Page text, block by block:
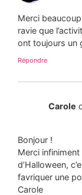
Merci
ravie que
ont toujours un
Répondre
Carole
Bonjour !
Merci
d’Halloween,
favriquer une
Carole